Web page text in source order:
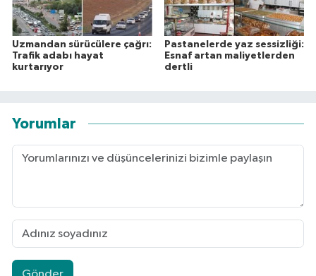
Uzmandan sürücülere çağrı:
Trafik adabı hayat
kurtarıyor
Pastanelerde yaz sessizliği:
Esnaf artan maliyetlerden
dertli
Yorumlar